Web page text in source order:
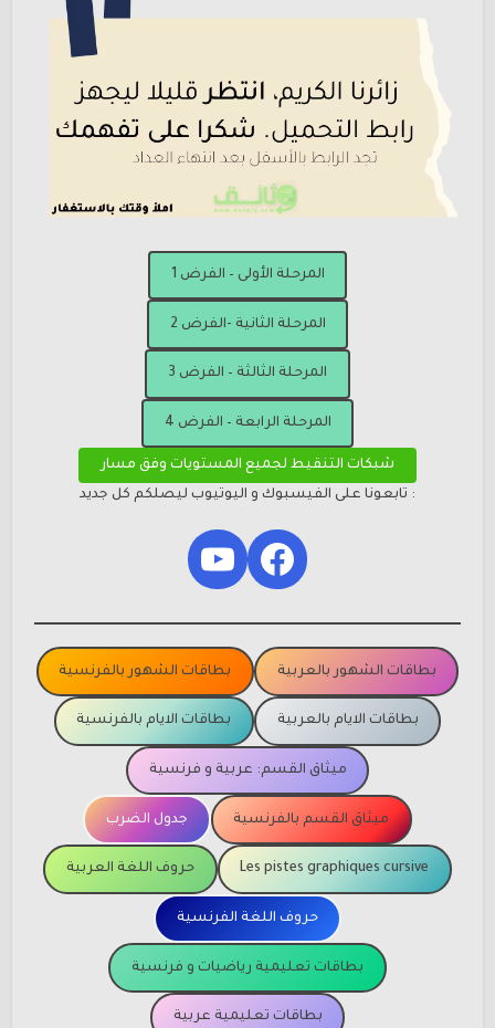
المرحلة الأولى – الفرض 1
المرحلة الثانية -الفرض 2
المرحلة الثالثة – الفرض 3
المرحلة الرابعة – الفرض 4
شبكات التنقيط لجميع المستويات وفق مسار
: تابعونا على الفيسبوك و اليوتيوب ليصلكم كل جديد
Facebook
YouTube
بطاقات الشهور بالعربية بطاقات الشهور بالفرنسية
بطاقات الايام بالعربية بطاقات الايام بالفرنسية
ميثاق القسم: عربية و فرنسية
ميثاق القسم بالفرنسية جدول الضرب
Les pistes graphiques cursive حروف اللغة العربية
حروف اللغة الفرنسية
بطاقات تعليمية رياضيات و فرنسية
بطاقات تعليمية عربية